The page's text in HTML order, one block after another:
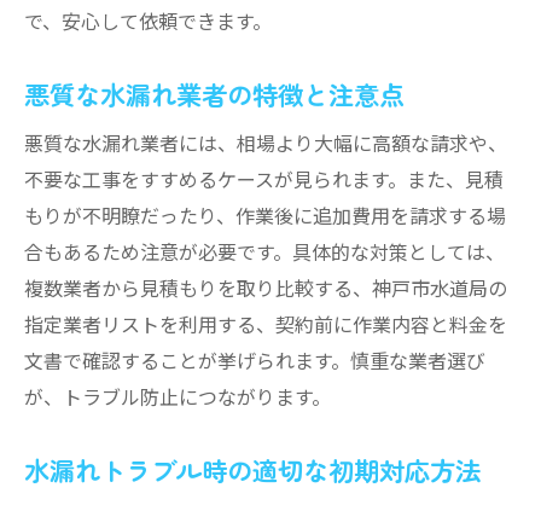
で、安心して依頼できます。
悪質な水漏れ業者の特徴と注意点
悪質な水漏れ業者には、相場より大幅に高額な請求や、
不要な工事をすすめるケースが見られます。また、見積
もりが不明瞭だったり、作業後に追加費用を請求する場
合もあるため注意が必要です。具体的な対策としては、
複数業者から見積もりを取り比較する、神戸市水道局の
指定業者リストを利用する、契約前に作業内容と料金を
文書で確認することが挙げられます。慎重な業者選び
が、トラブル防止につながります。
水漏れトラブル時の適切な初期対応方法